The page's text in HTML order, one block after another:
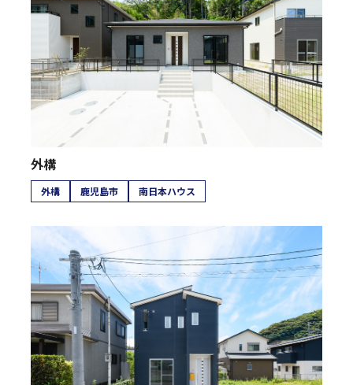
外構
外構 鹿児島市 南日本ハウス